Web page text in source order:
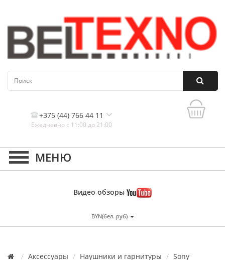
+375 (44) 766 44 11
Ежедневно с 11:00 до 21:00
Контакты, и схема проезда
Видео обзоры
BYN(бел. руб)
Аксессуары Наушники и гарнитуры
Sony